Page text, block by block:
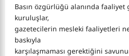
Basın özgürlüğü alanında faaliyet
kuruluşlar,
gazetecilerin mesleki faaliyetleri
baskıyla
karşılaşmaması gerektiğini